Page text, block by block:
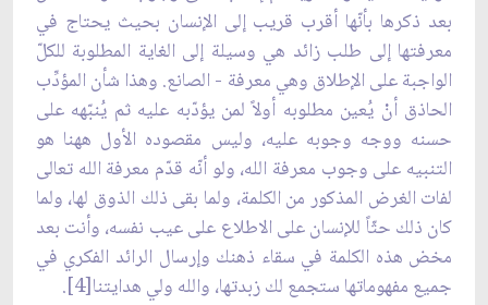
بعد ذكرها بأنّها أقرب قريب إلى الإنسان بحيث يحتاج في
معرفتها إلى طلب زائد هي وسيلة إلى الغاية المطلوبة للكلّ
الواجبة على الإطلاق وهي معرفة - الصانع. وهذا شأن المؤدِّب
الحاذق أنْ يُعين مطلوبه أولاً لمن يؤدّبه عليه ثم يُنبّهه على
حسنه ووجه وجوبه عليه، وليس مقصوده الأول ههنا هو
التنبيه على وجوب معرفة الله، ولو أنّه قدّم معرفة الله تعالى
لفات الغرض المذكور من الكلمة، ولما بقى ذلك الذوق لها، ولما
كان ذلك حثّاً للإنسان على الاطلاع على عيب نفسه، وأنت بعد
مخض هذه الكلمة في سقاء ذهنك وإرسال الرائد الفكري في
جميع مفهوماتها ستجمع لك زبدتها، والله ولي هدايتنا[4].